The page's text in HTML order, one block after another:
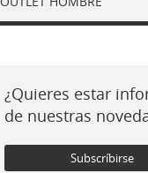
¿Quieres estar
de nuestras
Subscríbirse